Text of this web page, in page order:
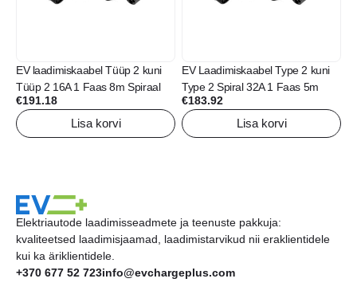
EV laadimiskaabel Tüüp 2 kuni
Tüüp 2 16A 1 Faas 8m Spiraal
€191.18
Lisa korvi
EV Laadimiskaabel Type 2 kuni
Type 2 Spiral 32A 1 Faas 5m
€183.92
Lisa korvi
Elektriautode laadimisseadmete ja teenuste pakkuja:
kvaliteetsed laadimisjaamad, laadimistarvikud nii eraklientidele
kui ka äriklientidele.
+370 677 52 723info@evchargeplus.com